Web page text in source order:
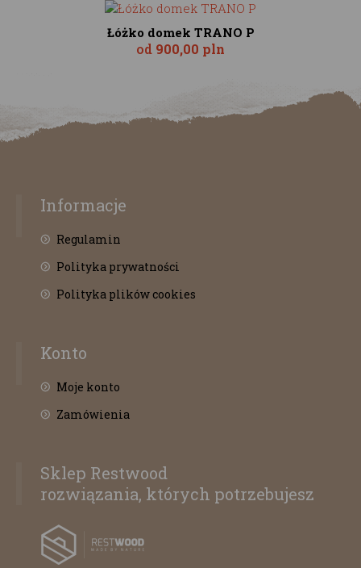
Łóżko domek TRANO P
od 900,00 pln
Informacje
Regulamin
Polityka prywatności
Polityka plików cookies
Konto
Moje konto
Zamówienia
Sklep Restwood
rozwiązania, których potrzebujesz